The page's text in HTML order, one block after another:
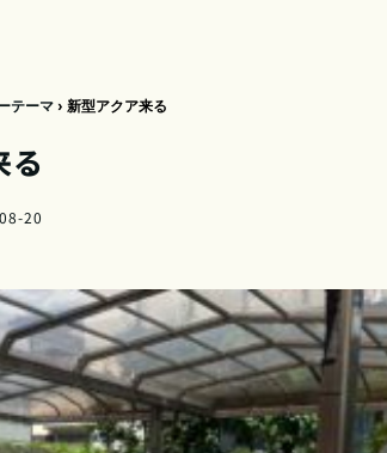
テーマ › 新型アクア来る
る
20